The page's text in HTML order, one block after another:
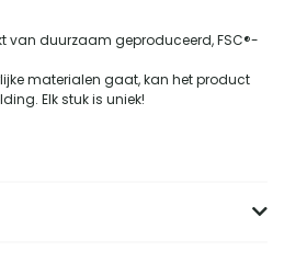
van duurzaam geproduceerd, FSC®-
materialen gaat, kan het product
Elk stuk is uniek!